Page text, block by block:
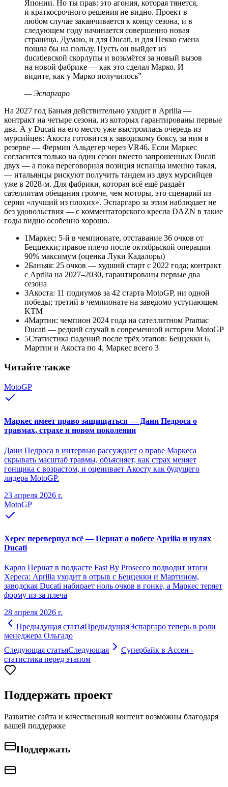
Японии. Но ты прав: это агония, которая тянется,
и краткосрочного решения не видно. Проект в
любом случае заканчивается к концу сезона, и в
следующем году начинается совершенно новая
страница. Думаю, и для Ducati, и для Пекко смена
пошла бы на пользу. Пусть он выйдет из
ducatiевской скорлупы и возьмётся за новый вызов
на новой фабрике — как это сделал Марко. И
видите, как у Марко получилось”
—Эспаргаро
На 2027 год Баньяя действительно уходит в Aprilia —
контракт на четыре сезона, из которых гарантированы первые
два. А у Ducati на его место уже выстроилась очередь из
мурсийцев: Акоста готовится к заводскому боксу, за ним в
резерве — Фермин Альдегер через VR46. Если Маркес
согласится только на один сезон вместо запрошенных Ducati
двух — а пока переговорная позиция испанца именно такая,
— итальянцы рискуют получить тандем из двух мурсийцев
уже в 2028-м. Для фабрики, которая всё ещё раздаёт
сателлитам обещания громче, чем моторы, это сценарий из
серии «лучший из плохих». Эспаргаро за этим наблюдает не
без удовольствия — с комментаторского кресла DAZN в такие
годы видно особенно хорошо.
1Маркес: 5-й в чемпионате, отставание 36 очков от
Беццекки; правое плечо после октябрьской операции —
90% максимум (оценка Луки Кадалоры)
2Баньяя: 25 очков — худший старт с 2022 года; контракт
с Aprilia на 2027–2030, гарантированы первые два
сезона
3Акоста: 11 подиумов за 42 старта MotoGP, ни одной
победы; третий в чемпионате на заведомо уступающем
KTM
4Мартин: чемпион 2024 года на сателлитном Pramac
Ducati — редкий случай в современной истории MotoGP
5Статистика падений после трёх этапов: Беццекки 6,
Мартин и Акоста по 4, Маркес всего 3
Читайте также
MotoGP
Маркес имеет право защищаться — Дани Педроса о
травмах, страхе и новом поколении
Дани Педроса в интервью рассуждает о праве Маркеса
скрывать масштаб травмы, объясняет, как страх меняет
гонщика с возрастом, и оценивает Акосту как будущего
лидера MotoGP.
23 апреля 2026 г.
MotoGP
Херес перевернул всё — Пернат о побеге Aprilia и нулях
Ducati
Карло Пернат в подкасте Fast By Prosecco подводит итоги
Хереса: Aprilia уходит в отрыв с Беццекки и Мартином,
заводская Ducati набирает ноль очков в гонке, а Маркес теряет
форму из-за плеча
28 апреля 2026 г.
Предыдущая статьяПредыдущаяЭспаргаро теперь в роли
менеджера Ольгадо
Следующая статьяСледующая
Супербайк в Ассен -
статистика перед этапом
Поддержать проект
Развитие сайта и качественный контент возможны благодаря
вашей поддержке
Поддержать